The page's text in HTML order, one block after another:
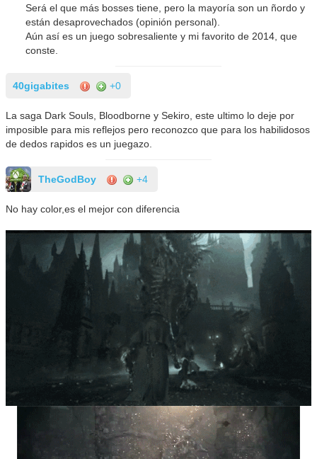
Será el que más bosses tiene, pero la mayoría son un ñordo y
están desaprovechados (opinión personal).
Aún así es un juego sobresaliente y mi favorito de 2014, que
conste.
40gigabites +0
La saga Dark Souls, Bloodborne y Sekiro, este ultimo lo deje por
imposible para mis reflejos pero reconozco que para los habilidosos
de dedos rapidos es un juegazo.
TheGodBoy +4
No hay color,es el mejor con diferencia